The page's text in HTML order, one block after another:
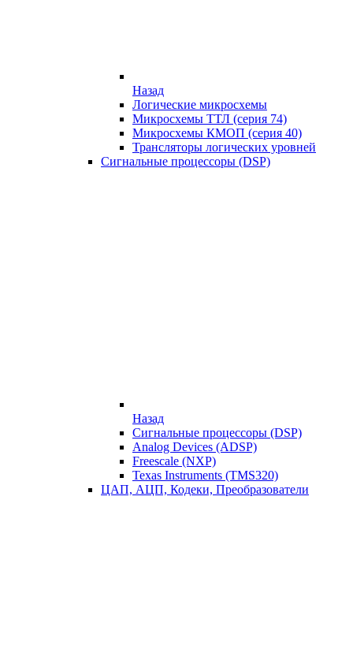
Назад
Логические микросхемы
Микросхемы ТТЛ (серия 74)
Микросхемы КМОП (серия 40)
Трансляторы логических уровней
Сигнальные процессоры (DSP)
Назад
Сигнальные процессоры (DSP)
Analog Devices (ADSP)
Freescale (NXP)
Texas Instruments (TMS320)
ЦАП, АЦП, Кодеки, Преобразователи